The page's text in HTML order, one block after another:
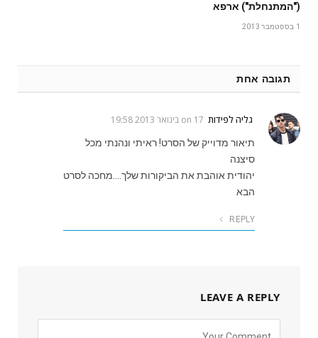
("המתנחלת") ארפא
1 בספטמבר 2013
תגובה אחת
גליה לפידות 17 בינואר 2013 19:58
תיאור מדוייק של הסרט! ראיתי ונהנתי מכל
סיצנה
יהודית אוהבת את הביקורות שלך….מחכה לסרט
הבא
REPLY
LEAVE A REPLY